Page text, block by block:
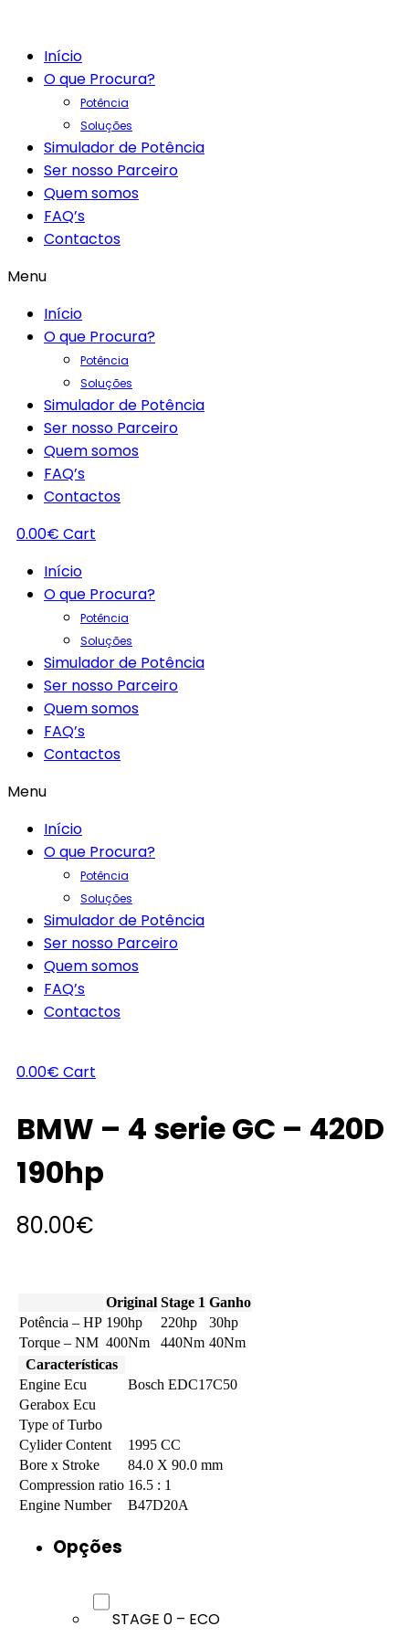
Início
O que Procura?
Potência
Soluções
Simulador de Potência
Ser nosso Parceiro
Quem somos
FAQ’s
Contactos
Menu
Início
O que Procura?
Potência
Soluções
Simulador de Potência
Ser nosso Parceiro
Quem somos
FAQ’s
Contactos
0.00€ Cart
Início
O que Procura?
Potência
Soluções
Simulador de Potência
Ser nosso Parceiro
Quem somos
FAQ’s
Contactos
Menu
Início
O que Procura?
Potência
Soluções
Simulador de Potência
Ser nosso Parceiro
Quem somos
FAQ’s
Contactos
0.00€ Cart
BMW – 4 serie GC – 420D
190hp
80.00€
Original Stage 1 Ganho
Potência – HP 190hp 220hp
30hp
Torque – NM 400Nm 440Nm 40Nm
Características
Engine Ecu
Bosch EDC17C50
Gerabox Ecu
Type of Turbo
Cylider Content
1995 CC
Bore x Stroke
84.0 X 90.0 mm
Compression ratio 16.5 : 1
Engine Number
B47D20A
Opções
STAGE 0 – ECO